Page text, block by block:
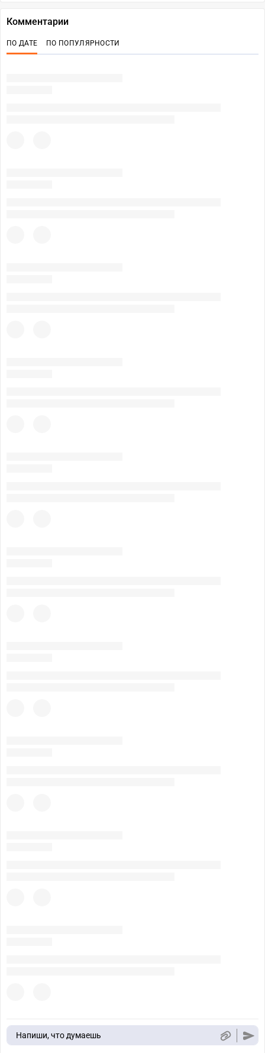
Комментарии
ПО ДАТЕ ПО ПОПУЛЯРНОСТИ
Напиши, что думаешь